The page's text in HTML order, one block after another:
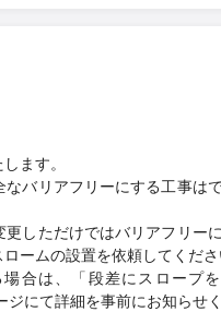
ます。
なバリアフリーにする工事は
更しただけではバリアフリー
ームの設置を依頼してくだ
合は、「段差にスロープ
にて詳細を事前にお知らせ